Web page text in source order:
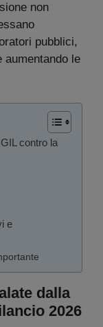
non
pubblici,
aumentando le
contro la
e
dalla
2026